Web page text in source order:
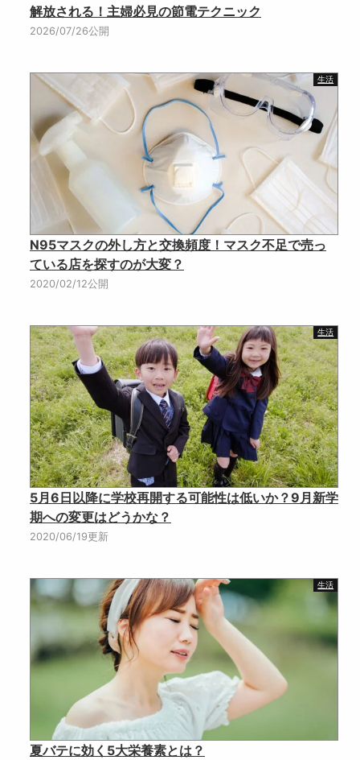
解放される！主婦必見の節電テクニック
2026/07/26公開
生活
N95マスクの外し方と交換頻度！マスク不足で売っ
ている店を探すのが大変？
2020/02/12公開
生活
5月6日以降に学校再開する可能性は低いか？9月新学
期への変更はどうかな？
2020/06/19更新
生活
夏バテに効く5大栄養素とは？